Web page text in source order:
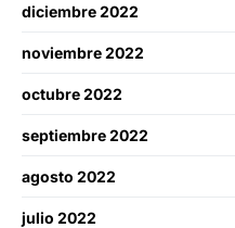
diciembre 2022
noviembre 2022
octubre 2022
septiembre 2022
agosto 2022
julio 2022